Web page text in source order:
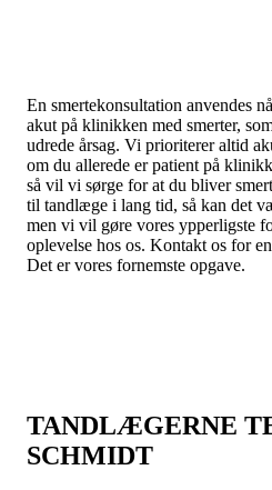
En smertekonsultation anvendes
akut på klinikken med smerter,
udrede årsag. Vi prioriterer altid
om du allerede er patient på
så vil vi sørge for at du bliver
til tandlæge i lang tid, så kan det
men vi vil gøre vores ypperligste
oplevelse hos os. Kontakt os for
Det er vores fornemste opgave.
TANDLÆGERNE
SCHMIDT